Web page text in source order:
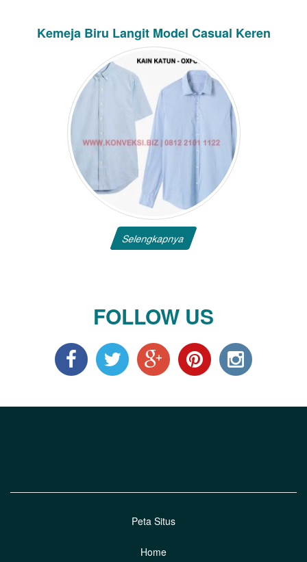
Kemeja Biru Langit Model Casual Keren
Selengkapnya
FOLLOW US
Peta Situs
Home